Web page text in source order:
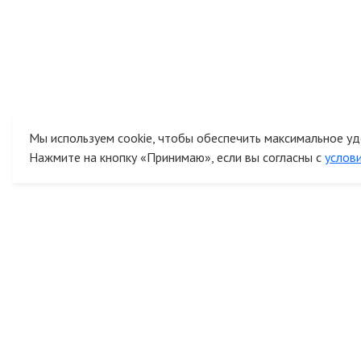
Мы используем cookie, чтобы обеспечить максимальное
Нажмите на кнопку «Принимаю», если вы согласны с